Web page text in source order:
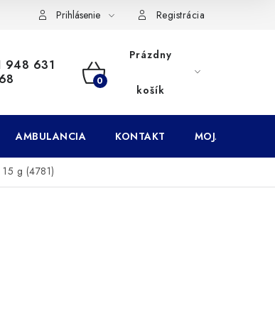
Subory Cookies Vernostný program AbovZoo
Prihlásenie Registrácia
948 631
NÁKUPNÝ
Prázdny
košík
AMBULANCIA KONTAKT MOJA
g (4781)